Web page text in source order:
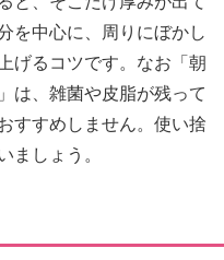
を中心に、周りにぼかし
げるコツです。なお「朝
は、雑菌や皮脂が残って
すすめしません。使い捨
ましょう。